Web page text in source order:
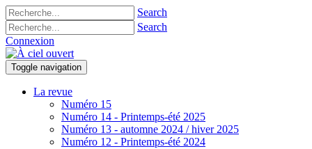
Search
Search
Connexion
Toggle navigation
La revue
Numéro 15
Numéro 14 - Printemps-été 2025
Numéro 13 - automne 2024 / hiver 2025
Numéro 12 - Printemps-été 2024